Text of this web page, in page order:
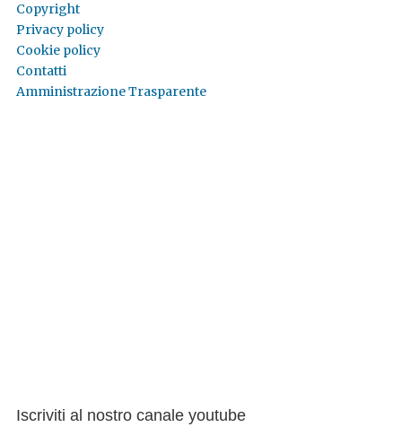
Copyright
Privacy policy
Cookie policy
Contatti
Amministrazione Trasparente
Iscriviti al nostro canale youtube